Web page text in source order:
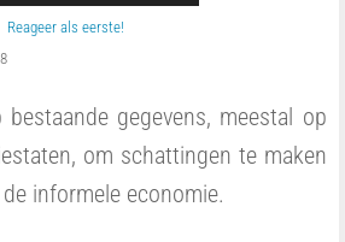
Reageer als eerste!
gegevens, meestal op
om schattingen te maken
informele economie.